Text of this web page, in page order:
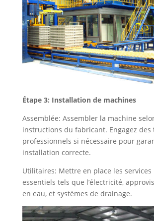
Étape 3: Installation de machines
Assemblée: Assembler la machine
instructions du fabricant. Engagez des
professionnels si nécessaire pour
installation correcte.
Utilitaires: Mettre en place les services
essentiels tels que l’électricité,
en eau, et systèmes de drainage.